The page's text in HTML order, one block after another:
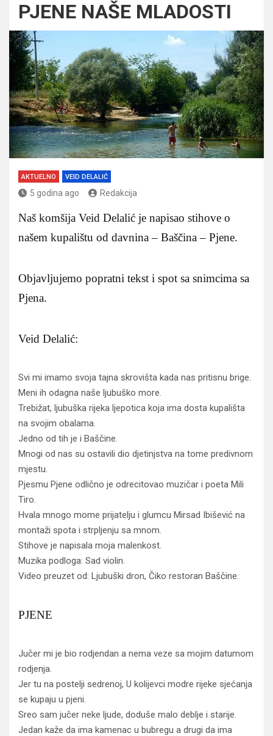
PJENE NAŠE MLADOSTI
AKTUELNO VEID DELALIĆ
5 godina ago Redakcija
Naš komšija Veid Delalić je napisao stihove o
našem kupalištu od davnina – Baščina – Pjene.
Objavljujemo popratni tekst i spot sa snimcima sa
Pjena.
Veid Delalić:
Svi mi imamo svoja tajna skrovišta kada nas pritisnu brige.
Meni ih odagna naše ljubuško more.
Trebižat, ljubuška rijeka ljepotica koja ima dosta kupališta
na svojim obalama.
Jedno od tih je i Baščine.
Mnogi od nas su ostavili dio djetinjstva na tome predivnom
mjestu.
Pjesmu Pjene odlično je odrecitovao muzičar i poeta Mili
Tiro.
Hvala mnogo mome prijatelju i glumcu Mirsad Ibišević na
montaži spota i strpljenju sa mnom.
Stihove je napisala moja malenkost.
Muzika podloga: Sad violin.
Video preuzet od: Ljubuški dron, Čiko restoran Baščine.
PJENE
Jučer mi je bio rodjendan a nema veze sa mojim datumom
rodjenja.
Jer tu na postelji sedrenoj, U kolijevci modre rijeke sjećanja
se kupaju u pjeni.
Sreo sam jučer neke ljude, doduše malo deblje i starije.
Jedan kaže da ima kamenac u bubregu a drugi da ima